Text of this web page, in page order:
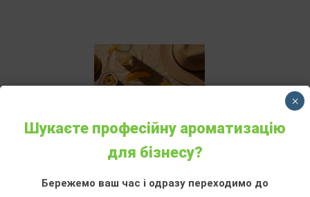
«MANGO SKIN»
Шукаєте професійну ароматизацію
для бізнесу?
Бережемо ваш час і одразу переходимо до
×